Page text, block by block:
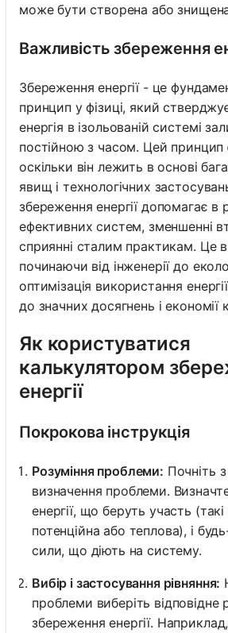
може бути створена або
Важливість збереження
Збереження енергії - це
принцип у фізиці, який
енергія в ізольованій системі
постійною з часом. Цей принцип
оскільки він лежить в основі
явищ і технологічних
збереження енергії допомагає в
ефективних систем, зменшенні
сприянні сталим практикам. Це
починаючи від інженерії до
оптимізація використання
до значних досягнень і економії
Як користуватися
калькулятором
енергії
Покрокова інструкція
Розуміння проблеми: Почніть
визначення проблеми.
енергії, що беруть участь (такі
потенційна або теплова), і
сили, що діють на систему.
Вибір і застосування рівняння:
проблеми виберіть відповідне
збереження енергії.